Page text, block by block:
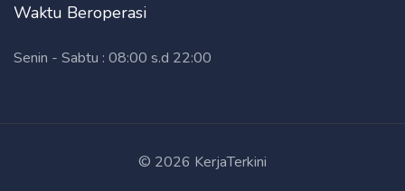
Waktu Beroperasi
Senin - Sabtu : 08:00 s.d 22:00
© 2026 KerjaTerkini